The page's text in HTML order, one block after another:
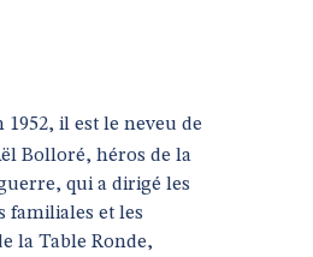
1952, il est le neveu de
Bolloré, héros de la
qui a dirigé les
familiales et les
la Table Ronde,